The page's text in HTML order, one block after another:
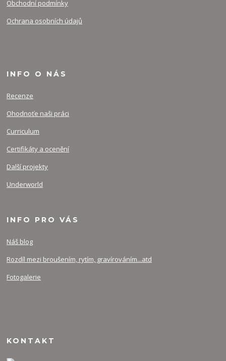
Obchodní podmínky
Ochrana osobních údajů
INFO O NÁS
Recenze
Ohodnoťe naši práci
Curriculum
Certifikáty a ocenění
Další projekty
Underworld
INFO PRO VÁS
Náš blog
Rozdíl mezi broušením, rytím, gravírováním...atd
Fotogalerie
KONTAKT